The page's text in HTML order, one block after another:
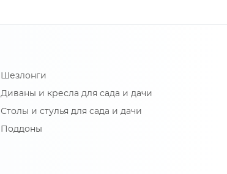
Шезлонги
Диваны и кресла для сада и дачи
Столы и стулья для сада и дачи
Поддоны